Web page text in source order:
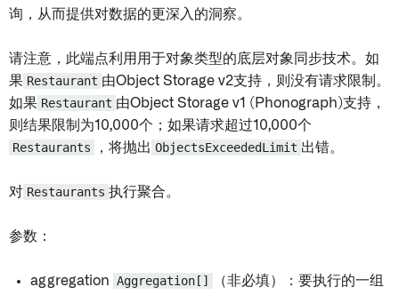
询，从而提供对数据的更深入的洞察。
请注意，此端点利用用于对象类型的底层对象同步技术。如
果 Restaurant 由Object Storage v2支持，则没有请求限制。
如果 Restaurant 由Object Storage v1 (Phonograph)支持，
则结果限制为10,000个；如果请求超过10,000个
Restaurants
，将抛出 ObjectsExceededLimit 出错。
对 Restaurants 执行聚合。
参数：
aggregation Aggregation[]
（非必填）：要执行的一组